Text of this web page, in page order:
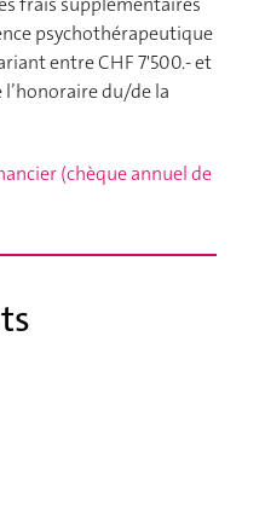
psychothérapeutique
entre CHF 7'500.- et
du/de la
(chèque annuel de